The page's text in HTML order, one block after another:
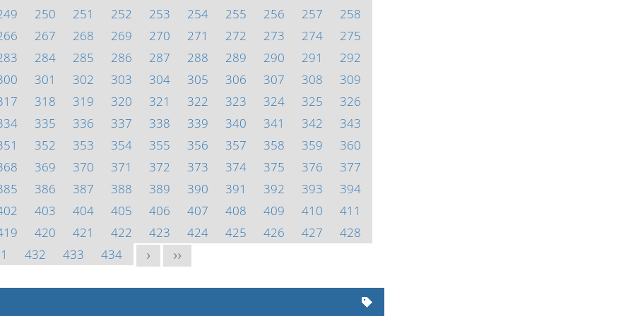
250 251 252 253 254 255 256 257
258
267 268 269 270 271 272 273 274
275
284 285 286 287 288 289 290 291
292
301 302 303 304 305 306 307 308
309
318 319 320 321 322 323 324 325
326
335 336 337 338 339 340 341 342
343
352 353 354 355 356 357 358 359
360
369 370 371 372 373 374 375 376
377
386 387 388 389 390 391 392 393
394
403 404 405 406 407 408 409 410
411
420 421 422 423 424 425 426 427
428
432 433 434 > >>